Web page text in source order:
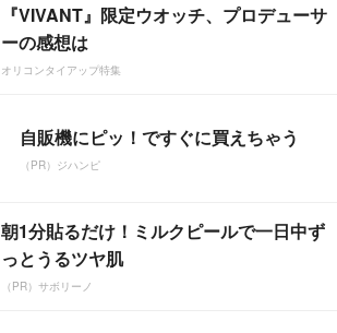
『VIVANT』限定ウオッチ、プロデューサ
ーの感想は
オリコンタイアップ特集
自販機にピッ！ですぐに買えちゃう
（PR）ジハンピ
朝1分貼るだけ！ミルクピールで一日中ず
っとうるツヤ肌
（PR）サボリーノ